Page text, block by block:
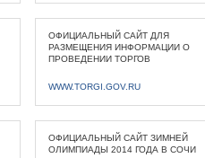
ОФИЦИАЛЬНЫЙ САЙТ ДЛЯ
РАЗМЕЩЕНИЯ ИНФОРМАЦИИ О
ПРОВЕДЕНИИ ТОРГОВ
WWW.TORGI.GOV.RU
ОФИЦИАЛЬНЫЙ САЙТ ЗИМНЕЙ
ОЛИМПИАДЫ 2014 ГОДА В СОЧИ